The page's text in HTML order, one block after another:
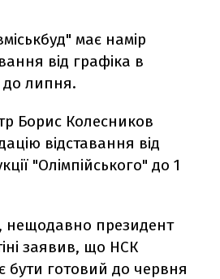
має намір
від графіка в
до липня.
Борис Колесников
відставання від
"Олімпійського" до 1
нещодавно президент
заявив, що НСК
бути готовий до червня